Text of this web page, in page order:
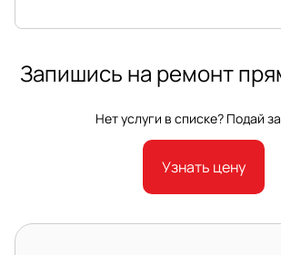
Запишись на ремонт
Нет услуги в списке? Подай
Узнать цену